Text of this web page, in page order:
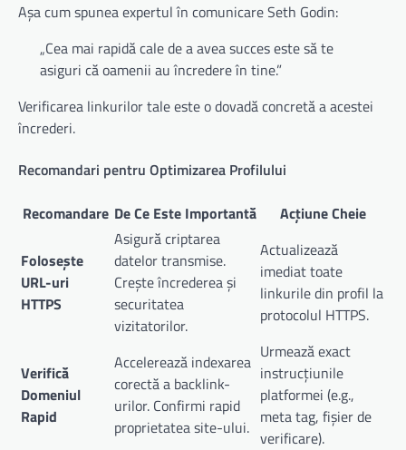
Așa cum spunea expertul în comunicare Seth Godin:
„Cea mai rapidă cale de a avea succes este să te
asiguri că oamenii au încredere în tine.”
Verificarea linkurilor tale este o dovadă concretă a acestei
încrederi.
Recomandari pentru Optimizarea Profilului
Recomandare De Ce Este Importantă Acțiune Cheie
Folosește
URL-uri
HTTPS
Asigură criptarea
datelor transmise.
Crește încrederea și
securitatea
vizitatorilor.
Actualizează
imediat toate
linkurile din profil la
protocolul HTTPS.
Verifică
Domeniul
Rapid
Accelerează indexarea
corectă a backlink-
urilor. Confirmi rapid
proprietatea site-ului.
Urmează exact
instrucțiunile
platformei (e.g.,
meta tag, fișier de
verificare).